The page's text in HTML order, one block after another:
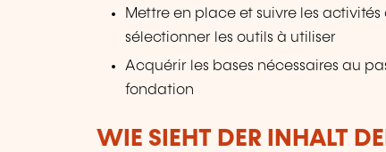
Mettre en place et suivre les
sélectionner les outils à utiliser
Acquérir les bases nécessaires au
fondation
WIE SIEHT DER INHALT